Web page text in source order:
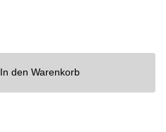
In den Warenkorb